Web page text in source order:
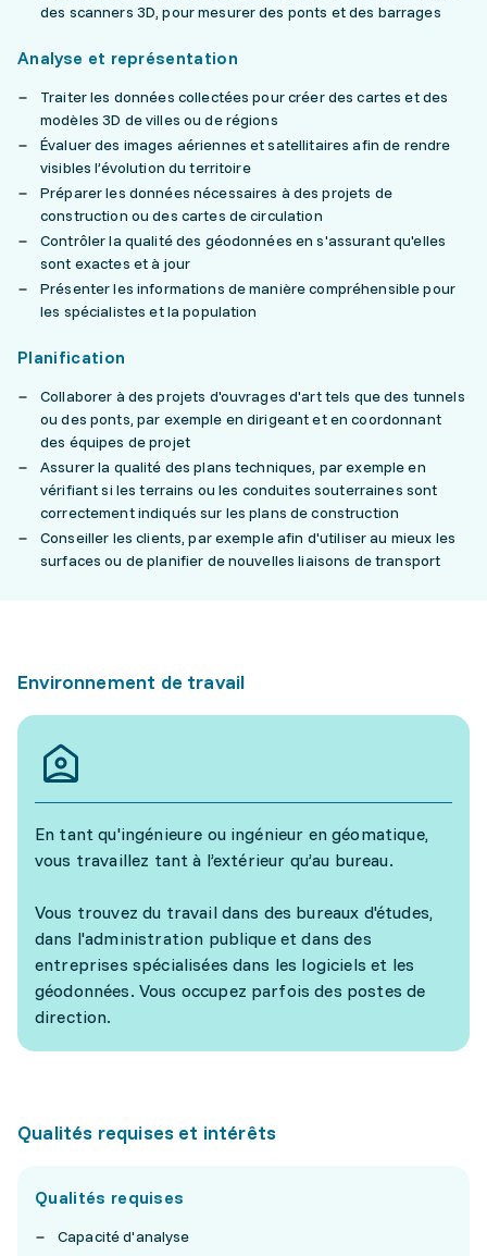
des scanners 3D, pour mesurer des ponts et des barrages
Analyse et représentation
Traiter les données collectées pour créer des cartes et des
modèles 3D de villes ou de régions
Évaluer des images aériennes et satellitaires afin de rendre
visibles l’évolution du territoire
Préparer les données nécessaires à des projets de
construction ou des cartes de circulation
Contrôler la qualité des géodonnées en s'assurant qu'elles
sont exactes et à jour
Présenter les informations de manière compréhensible pour
les spécialistes et la population
Planification
Collaborer à des projets d'ouvrages d'art tels que des tunnels
ou des ponts, par exemple en dirigeant et en coordonnant
des équipes de projet
Assurer la qualité des plans techniques, par exemple en
vérifiant si les terrains ou les conduites souterraines sont
correctement indiqués sur les plans de construction
Conseiller les clients, par exemple afin d'utiliser au mieux les
surfaces ou de planifier de nouvelles liaisons de transport
Environnement de travail
En tant qu'ingénieure ou ingénieur en géomatique,
vous travaillez tant à l’extérieur qu’au bureau.
Vous trouvez du travail dans des bureaux d'études,
dans l'administration publique et dans des
entreprises spécialisées dans les logiciels et les
géodonnées. Vous occupez parfois des postes de
direction.
Qualités requises et intérêts
Qualités requises
Capacité d'analyse